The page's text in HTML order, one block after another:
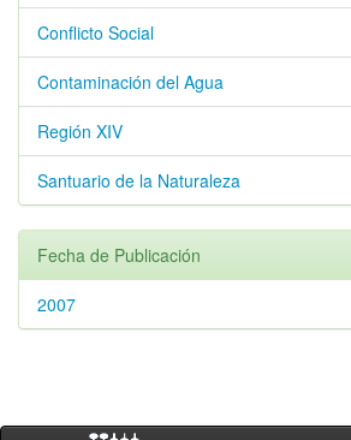
Conflicto Social
Contaminación del Agua
Región XIV
Santuario de la Naturaleza
Fecha de Publicación
2007